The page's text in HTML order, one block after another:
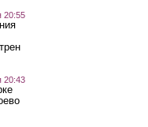
20:55
20:43